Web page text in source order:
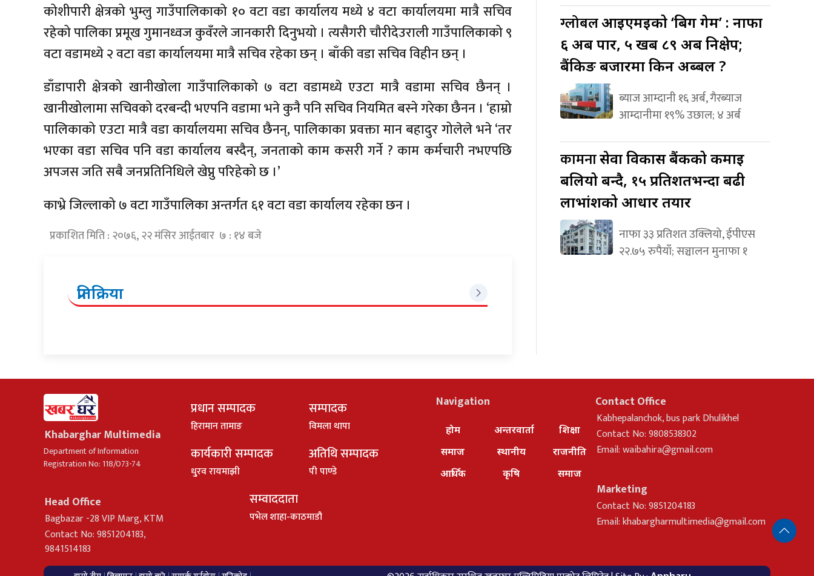
कोशीपारी क्षेत्रको भुम्लु गाउँपालिकाको १० वटा वडा कार्यालय मध्ये ४ वटा कार्यालयमा मात्रै सचिव
रहेको पालिका प्रमूख गुमानध्वज कुवँरले जानकारी दिनुभयो । त्यसैगरी चौरीदेउराली गाउँपालिकाको ९
वटा वडामध्ये २ वटा वडा कार्यालयमा मात्रै सचिव रहेका छन् । बाँकी वडा सचिव विहीन छन् ।
डाँडापारी क्षेत्रको खानीखोला गाउँपालिकाको ७ वटा वडामध्ये एउटा मात्रै वडामा सचिव छैनन् ।
खानीखोलामा सचिवको दरबन्दी भएपनि वडामा भने कुनै पनि सचिव नियमित बस्ने गरेका छैनन । ‘हाम्रो
पालिकाको एउटा मात्रै वडा कार्यालयमा सचिव छैनन्, पालिकाका प्रवक्ता मान बहादुर गोलेले भने ‘तर
भएका वडा सचिव पनि वडा कार्यालय बस्दैन्, जनताको काम कसरी गर्ने ? काम कर्मचारी नभएपछि
अपजस जति सबै जनप्रतिनिधिले खेप्नु परिहेको छ ।’
काभ्रे जिल्लाको ७ वटा गाउँपालिका अन्तर्गत ६१ वटा वडा कार्यालय रहेका छन ।
प्रकाशित मिति : २०७६, २२ मंसिर आईतबार ७ : १४ बजे
प्रतिक्रिया
ग्लोबलआइएमईको ‘बिग गेम’ : नाफा
६ अर्ब पार, ५ खर्ब ८९ अर्ब निक्षेप;
बैंकिङ बजारमा किन अब्बल ?
ब्याज आम्दानी १६ अर्ब, गैरब्याज
आम्दानीमा १९% उछाल; ४ अर्ब
कामनासेवा विकास बैंकको कमाइ
बलियो बन्दै, १५ प्रतिशतभन्दा बढी
लाभांशको आधार तयार
नाफा ३३ प्रतिशत उक्लियो, ईपीएस
२२.७५ रुपैयाँ; सञ्चालन मुनाफा १
Khabarghar Multimedia
Department of Information
Registration No: 118/073-74
Head Office
Bagbazar -28 VIP Marg, KTM
Contact No: 9851204183,
9841514183
प्रधान सम्पादक
हिरामान तामाङ
सम्पादक
विमला थापा
कार्यकारी सम्पादक
धु्रव रायमाझी
अतिथि सम्पादक
पी पाण्डे
सम्वाददाता
पभेल शाहा-काठमाडौ
Navigation
होम
समाज
आर्थिक
अन्तरवार्ता
स्थानीय
कृषि
शिक्षा
राजनीति
समाज
Contact Office
Kabhepalanchok, bus park Dhulikhel
Contact No: 9808538302
Email:waibahira@gmail.com
Marketing
Contact No: 9851204183
Email:khabargharmultimedia@gmail.com